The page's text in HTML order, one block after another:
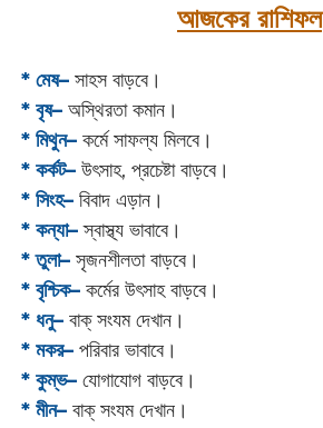
আজকের রাশিফল
* মেষ–সাহস বাড়বে।
* বৃষ– অস্থিরতা কমান।
* মিথুন–কর্মে সাফল্য মিলবে।
* কর্কট–উৎসাহ, প্রচেষ্টা বাড়বে।
* সিংহ–বিবাদ এড়ান।
* কন্যা–স্বাস্থ্য ভাবাবে।
* তুলা–সৃজনশীলতা বাড়বে।
* বৃশ্চিক–কর্মের উৎসাহ বাড়বে।
* ধনু–বাক্ সংযম দেখান।
* মকর–পরিবার ভাবাবে।‌
* কুম্ভ–যোগাযোগ বাড়বে।
* মীন–বাক্ সংযম দেখান।